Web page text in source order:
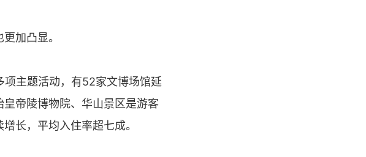
加凸显。
主题活动，有52家文博场馆延
帝陵博物院、华山景区是游客
长，平均入住率超七成。